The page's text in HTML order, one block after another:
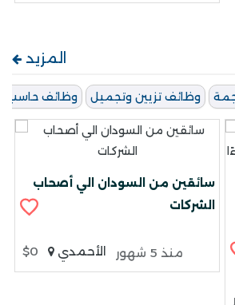
المزيد
وظائف تزيين وتجميل وظائف حاسب
سائقين من السودان الي أصحاب
الشركات
$0 الأحمدي منذ 5 شهور